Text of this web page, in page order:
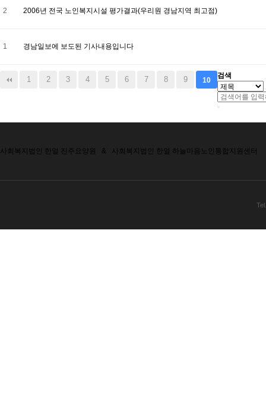
2 2006년 전국 노인복지시설 평가결과(우리원 경남지역 최고점)
1 경남일보에 보도된 기사내용입니다
1 2 3 4 5 6 7 8 9 10
검색
사회복지법인 한얼 진주요양원 & 사회복지법인 한얼 하늘마음노인통합지원센터